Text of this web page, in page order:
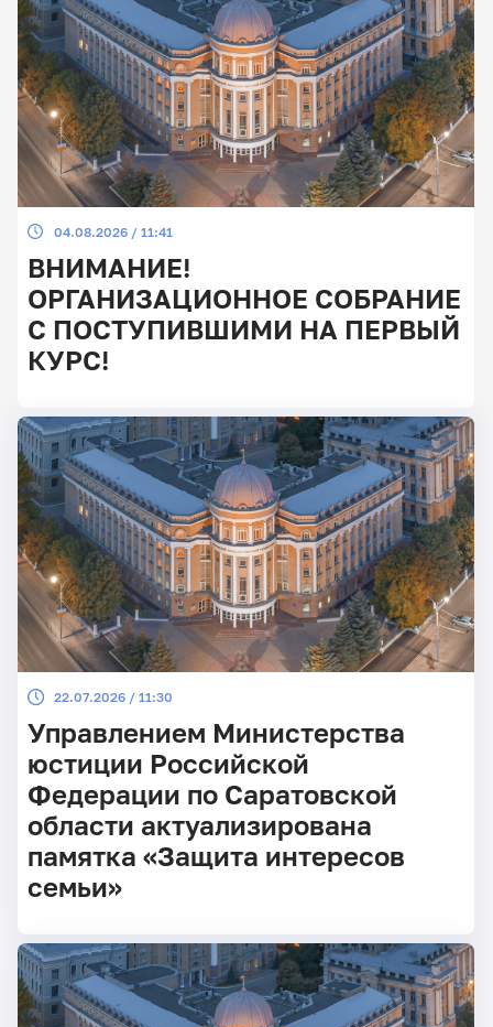
04.08.2026 / 11:41
ВНИМАНИЕ!
ОРГАНИЗАЦИОННОЕ СОБРАНИЕ
С ПОСТУПИВШИМИ НА ПЕРВЫЙ
КУРС!
22.07.2026 / 11:30
Управлением Министерства
юстиции Российской
Федерации по Саратовской
области актуализирована
памятка «Защита интересов
семьи»